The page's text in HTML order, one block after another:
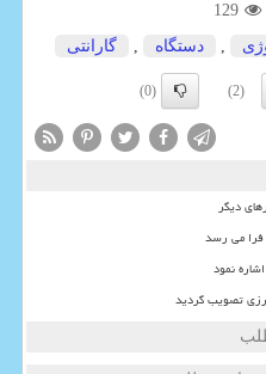
129
, دستگاه , گارانتی
(2)
(0)
دیگر
فرا می رسد
تصویب گردید